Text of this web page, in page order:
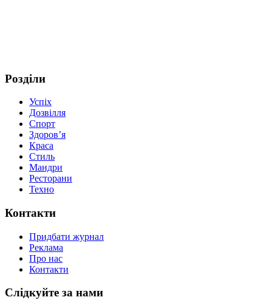
Розділи
Успіх
Дозвілля
Спорт
Здоров’я
Краса
Стиль
Мандри
Ресторани
Техно
Контакти
Придбати журнал
Реклама
Про нас
Контакти
Слідкуйте за нами